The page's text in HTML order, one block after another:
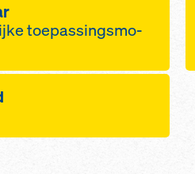
toe­pas­sings­mo­
van de Doka-